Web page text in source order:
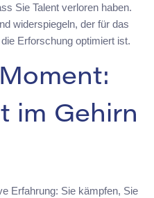
Sie Talent verloren haben.
widerspiegeln, der für das
Erforschung optimiert ist.
im Gehirn
Erfahrung: Sie kämpfen, Sie